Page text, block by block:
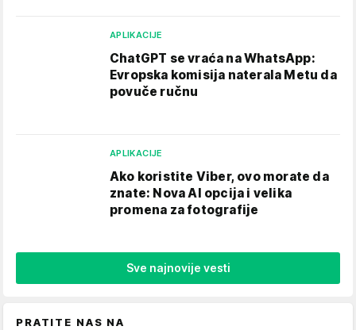
APLIKACIJE
ChatGPT se vraća na WhatsApp:
Evropska komisija naterala Metu da
povuče ručnu
APLIKACIJE
Ako koristite Viber, ovo morate da
znate: Nova AI opcija i velika
promena za fotografije
Sve najnovije vesti
PRATITE NAS NA